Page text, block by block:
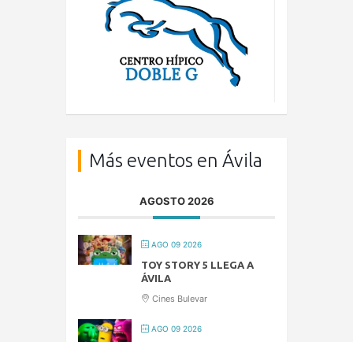
Más eventos en Ávila
AGOSTO 2026
AGO 09 2026
TOY STORY 5 LLEGA A
ÁVILA
Cines Bulevar
AGO 09 2026